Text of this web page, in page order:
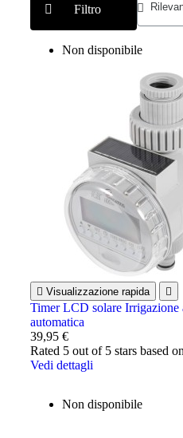
Filtro
Non disponibile
 Visualizzazione rapida 
Timer LCD solare Irrigazione
automatica
39,95 €
Rated 5 out of 5 stars based on
Vedi dettagli
Non disponibile